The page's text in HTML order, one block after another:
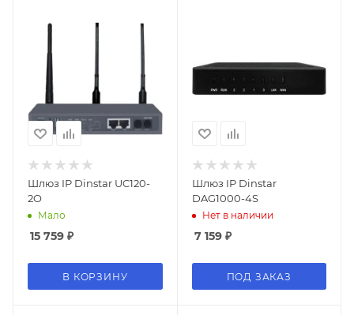
Шлюз IP Dinstar UC120-
2O
Мало
15 759 ₽
В КОРЗИНУ
Шлюз IP Dinstar
DAG1000-4S
Нет в наличии
7 159₽
ПОД ЗАКАЗ